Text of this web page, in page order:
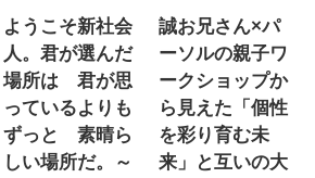
ようこそ新社会
人。君が選んだ
場所は 君が思
っているよりも
ずっと 素晴ら
しい場所だ。～
誠お兄さん×パ
ーソルの親子ワ
ークショップか
ら見えた「個性
を彩り育む未
来」と互いの大